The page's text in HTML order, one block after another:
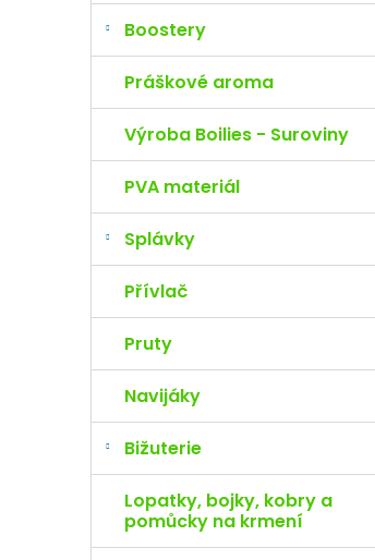
Boostery
Práškové aroma
Výroba Boilies - Suroviny
PVA materiál
Splávky
Přívlač
Pruty
Navijáky
Bižuterie
Lopatky, bojky, kobry a
pomůcky na krmení